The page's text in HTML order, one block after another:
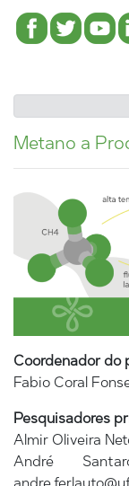
Metano a
Coordenador do
Fabio Coral
Pesquisadores
Almir Oliveira
André